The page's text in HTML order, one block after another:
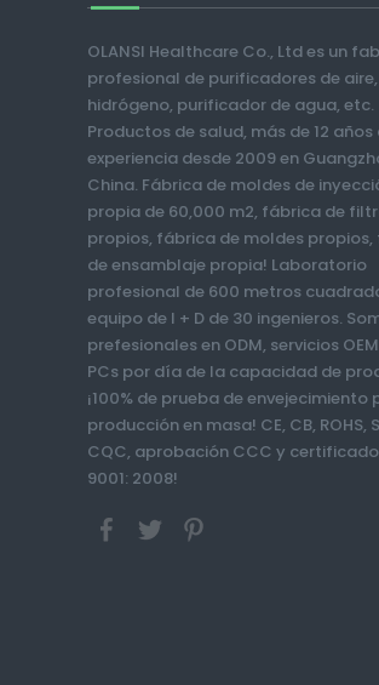
OLANSI Healthcare Co., Ltd es un
profesional de purificadores de
hidrógeno, purificador de agua, etc.
Productos de salud, más de 12 años
experiencia desde 2009 en
China. Fábrica de moldes de
propia de 60,000 m2, fábrica de
propios, fábrica de moldes
de ensamblaje propia! Laboratorio
profesional de 600 metros
equipo de I + D de 30 ingenieros.
prefesionales en ODM, servicios
PCs por día de la capacidad de
¡100% de prueba de envejecimiento
producción en masa! CE, CB, ROHS,
CQC, aprobación CCC y certificado
9001: 2008!